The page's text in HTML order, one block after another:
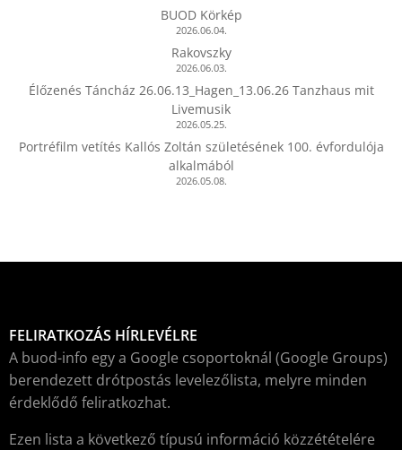
BUOD Körkép
2026.06.04.
Rakovszky
2026.06.03.
Élőzenés Táncház 26.06.13_Hagen_13.06.26 Tanzhaus mit
Livemusik
2026.05.25.
Portréfilm vetítés Kallós Zoltán születésének 100. évfordulója
alkalmából
2026.05.08.
FELIRATKOZÁS HÍRLEVÉLRE
A buod-info egy a Google csoportoknál (Google Groups)
berendezett drótpostás levelezőlista, melyre minden
érdeklődő feliratkozhat.
Ezen lista a következő típusú információ közzétételére